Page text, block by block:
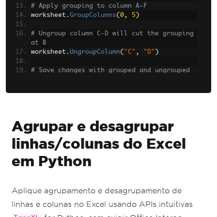
# Apply grouping to column A-F
worksheet . GroupColumns( 0, 5 )
# Ungroup column C-D will cut the grouping
at B
worksheet . UngroupColumn( "C" , "D" )
# Save changes with grouped and ungrouped
Agrupar e desagrupar
linhas/colunas do Excel
em Python
Aplique agrupamento e desagrupamento de
linhas e colunas no Excel usando APIs intuitivas